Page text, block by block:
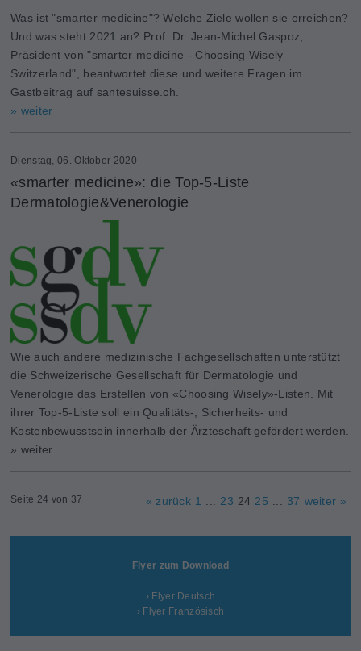
Was ist "smarter medicine"? Welche Ziele wollen sie erreichen?
Und was steht 2021 an? Prof. Dr. Jean-Michel Gaspoz,
Präsident von "smarter medicine - Choosing Wisely
Switzerland", beantwortet diese und weitere Fragen im
Gastbeitrag auf santesuisse.ch.
» weiter
Dienstag, 06. Oktober 2020
«smarter medicine»: die Top-5-Liste
Dermatologie&Venerologie
Wie auch andere medizinische Fachgesellschaften unterstützt
die Schweizerische Gesellschaft für Dermatologie und
Venerologie das Erstellen von «Choosing Wisely»-Listen. Mit
ihrer Top-5-Liste soll ein Qualitäts-, Sicherheits- und
Kostenbewusstsein innerhalb der Ärzteschaft gefördert werden.
» weiter
Seite 24 von 37 « zurück 1 23 24 25 37 weiter »
Flyer zum Download
› Flyer Deutsch
› Flyer Französisch